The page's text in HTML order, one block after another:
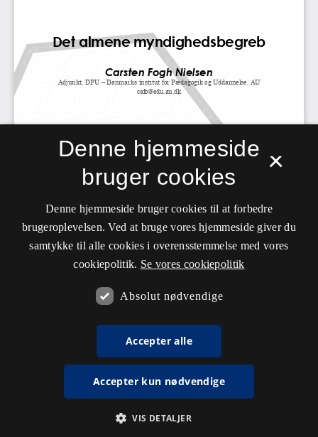
×
Denne hjemmeside
bruger cookies
Denne hjemmeside bruger cookies til at forbedre
brugeroplevelsen. Ved at bruge vores hjemmeside giver du
samtykke til alle cookies i overensstemmelse med vores
cookiepolitik. Se vores cookiepolitik
Absolut nødvendige
Accepter alle
Accepter kun nødvendige
VIS DETALJER